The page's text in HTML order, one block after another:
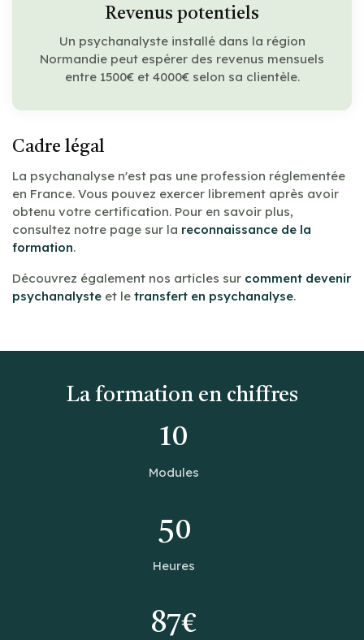
Revenus potentiels
Un psychanalyste installé dans la région
Normandie peut espérer des revenus mensuels
entre 1500€ et 4000€ selon sa clientèle.
Cadre légal
La psychanalyse n'est pas une profession réglementée
en France. Vous pouvez exercer librement après avoir
obtenu votre certification. Pour en savoir plus,
consultez notre page sur la reconnaissance de la
formation.
Découvrez également nos articles sur comment devenir
psychanalyste et le transfert en psychanalyse.
La formation en chiffres
10
Modules
50
Heures
87€